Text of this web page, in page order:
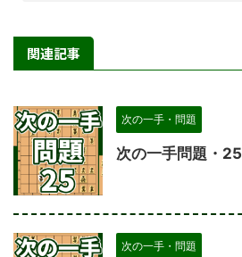
関連記事
次の一手・問題
次の一手問題・25
次の一手・問題